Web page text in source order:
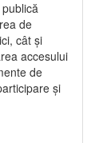
de
cât și
accesului
de
și